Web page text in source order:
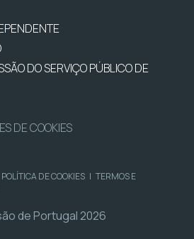
DO SERVIÇO PÚBLICO DE
DE COOKIES
POLÍTICA DE COOKIES | TERMOS E
de Portugal 2026